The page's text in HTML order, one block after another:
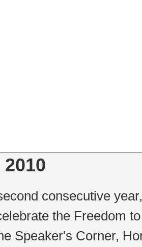
consecutive
the Freedom
Speaker's Corner,